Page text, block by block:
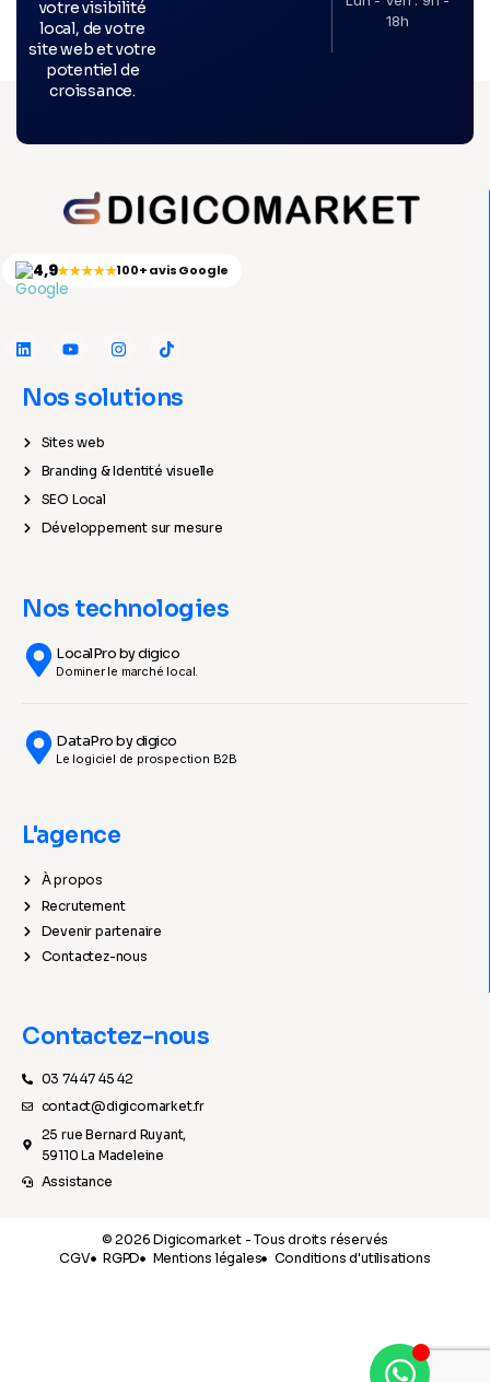
votre visibilité
local, de votre
site web et votre
potentiel de
croissance.
18h
4,9★★★★★100+ avis Google
Nos solutions
Sites web
Branding & Identité visuelle
SEO Local
Développement sur mesure
Nos technologies
LocalPro by digico
Dominer le marché local.
DataPro by digico
Le logiciel de prospection B2B
L'agence
À propos
Recrutement
Devenir partenaire
Contactez-nous
Contactez-nous
03 74 47 45 42
contact@digicomarket.fr
25 rue Bernard Ruyant,
59110 La Madeleine
Assistance
© 2026 Digicomarket - Tous droits réservés
CGV
RGPD Mentions légales Conditions d'utilisations